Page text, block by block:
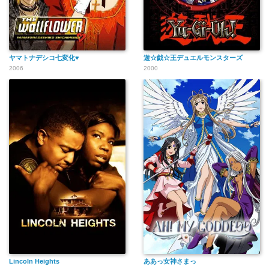
ヤマトナデシコ七変化♥
2006
遊☆戯☆王デュエルモンスターズ
2000
Lincoln Heights ああっ女神さまっ